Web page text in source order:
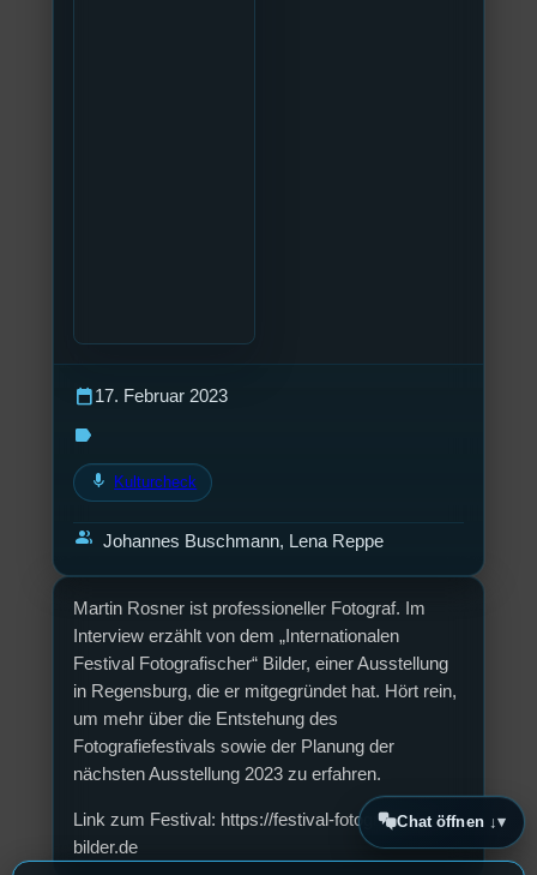
Martin Rosner ist professioneller Fotograf. Im
Interview erzählt von dem „Internationalen
Festival Fotografischer“ Bilder, einer Ausstellung
in Regensburg, die er mitgegründet hat. Hört rein,
um mehr über die Entstehung des
Fotografiefestivals sowie der Planung der
nächsten Ausstellung 2023 zu erfahren.
Link zum Festival: https://festival-fotografischer-
bilder.de
calendar_today17. Februar 2023
label
mic Kulturcheck
group Johannes Buschmann, Lena Reppe
Chat öffnen ↓